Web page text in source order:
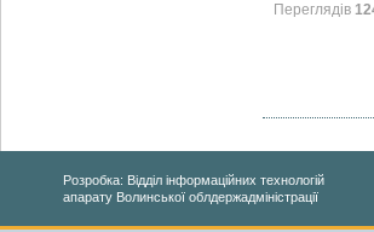
Переглядів
Розробка: Відділ інформаційних технологій
апарату Волинської облдержадміністрації